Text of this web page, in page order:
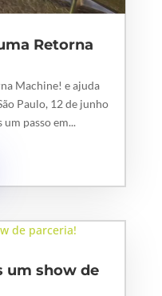
Retorna
Machine! e ajuda
Paulo, 12 de junho
passo em...
um show de